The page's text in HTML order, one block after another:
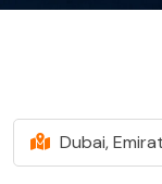
Dubai,